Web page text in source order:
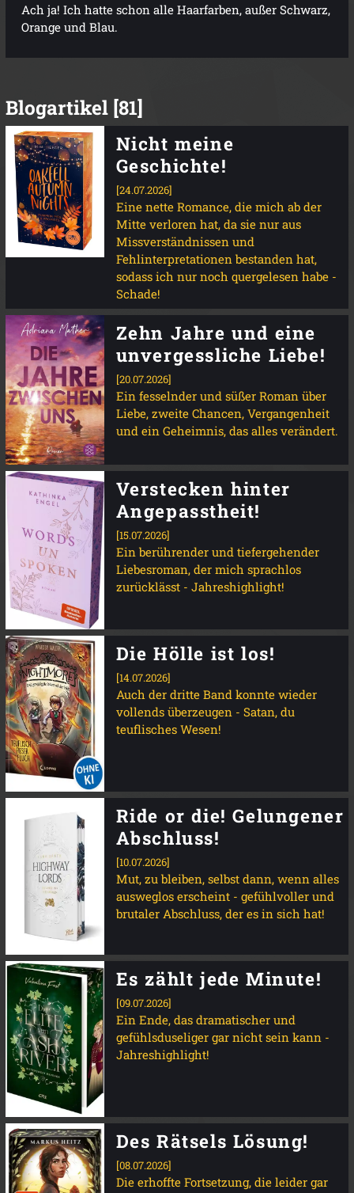
Ach ja! Ich hatte schon alle Haarfarben, außer Schwarz,
Orange und Blau.
Blogartikel [81]
Nicht meine
Geschichte!
[24.07.2026]
Eine nette Romance, die mich ab der
Mitte verloren hat, da sie nur aus
Missverständnissen und
Fehlinterpretationen bestanden hat,
sodass ich nur noch quergelesen habe -
Schade!
Zehn Jahre und eine
unvergessliche Liebe!
[20.07.2026]
Ein fesselnder und süßer Roman über
Liebe, zweite Chancen, Vergangenheit
und ein Geheimnis, das alles verändert.
Verstecken hinter
Angepasstheit!
[15.07.2026]
Ein berührender und tiefergehender
Liebesroman, der mich sprachlos
zurücklässt - Jahreshighlight!
Die Hölle ist los!
[14.07.2026]
Auch der dritte Band konnte wieder
vollends überzeugen - Satan, du
teuflisches Wesen!
Ride or die! Gelungener
Abschluss!
[10.07.2026]
Mut, zu bleiben, selbst dann, wenn alles
ausweglos erscheint - gefühlvoller und
brutaler Abschluss, der es in sich hat!
Es zählt jede Minute!
[09.07.2026]
Ein Ende, das dramatischer und
gefühlsduseliger gar nicht sein kann -
Jahreshighlight!
Des Rätsels Lösung!
[08.07.2026]
Die erhoffte Fortsetzung, die leider gar